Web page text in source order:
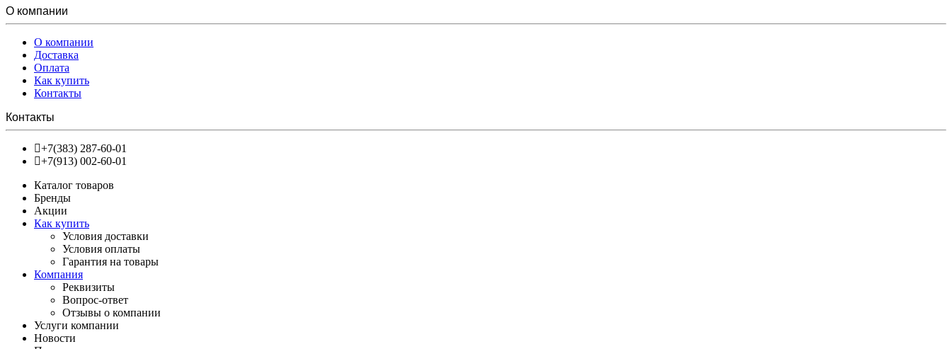
О компании
О компании
Доставка
Оплата
Как купить
Контакты
Контакты
+7(383) 287-60-01
+7(913) 002-60-01
Каталог товаров
Бренды
Акции
Как купить
Условия доставки
Условия оплаты
Гарантия на товары
Компания
Реквизиты
Вопрос-ответ
Отзывы о компании
Услуги компании
Новости